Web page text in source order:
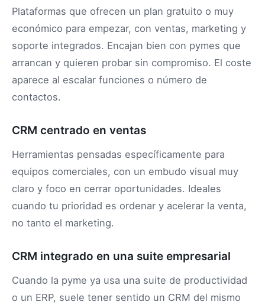
Plataformas que ofrecen un plan gratuito o muy
económico para empezar, con ventas, marketing y
soporte integrados. Encajan bien con pymes que
arrancan y quieren probar sin compromiso. El coste
aparece al escalar funciones o número de
contactos.
CRM centrado en ventas
Herramientas pensadas específicamente para
equipos comerciales, con un embudo visual muy
claro y foco en cerrar oportunidades. Ideales
cuando tu prioridad es ordenar y acelerar la venta,
no tanto el marketing.
CRM integrado en una suite empresarial
Cuando la pyme ya usa una suite de productividad
o un ERP, suele tener sentido un CRM del mismo